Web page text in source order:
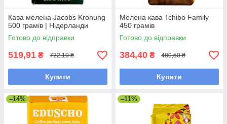
Кава мелена Jacobs Kronung
500 грамів | Нідерланди
Готово до відправки
519,91 ₴ 722,10 ₴
Купити
Мелена кава Tchibo Family
450 грамів
Готово до відправки
384,40 ₴ 480,50 ₴
Купити
–14% –11%